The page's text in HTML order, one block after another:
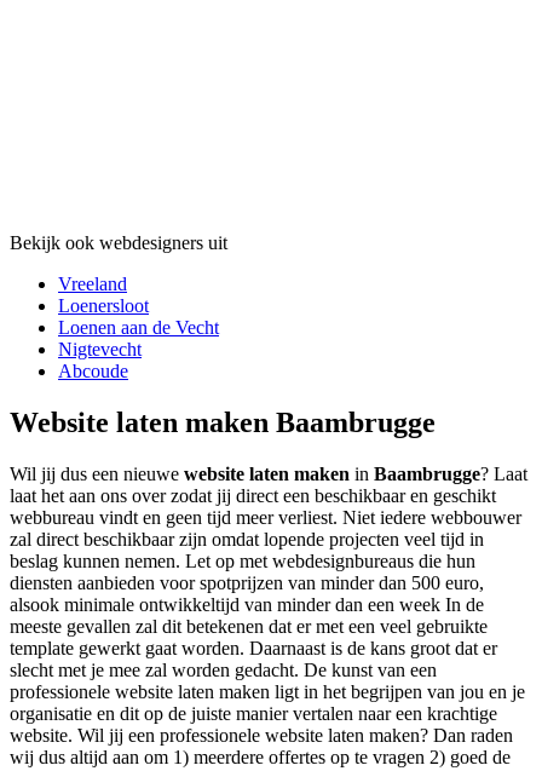
Bekijk ook webdesigners uit
Vreeland
Loenersloot
Loenen aan de Vecht
Nigtevecht
Abcoude
Website laten maken Baambrugge
Wil jij dus een nieuwe website laten maken in Baambrugge? Laat
laat het aan ons over zodat jij direct een beschikbaar en geschikt
webbureau vindt en geen tijd meer verliest. Niet iedere webbouwer
zal direct beschikbaar zijn omdat lopende projecten veel tijd in
beslag kunnen nemen. Let op met webdesignbureaus die hun
diensten aanbieden voor spotprijzen van minder dan 500 euro,
alsook minimale ontwikkeltijd van minder dan een week In de
meeste gevallen zal dit betekenen dat er met een veel gebruikte
template gewerkt gaat worden. Daarnaast is de kans groot dat er
slecht met je mee zal worden gedacht. De kunst van een
professionele website laten maken ligt in het begrijpen van jou en je
organisatie en dit op de juiste manier vertalen naar een krachtige
website. Wil jij een professionele website laten maken? Dan raden
wij dus altijd aan om 1) meerdere offertes op te vragen 2) goed de